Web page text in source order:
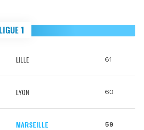
1
LILLE 61
LYON 60
MARSEILLE 59